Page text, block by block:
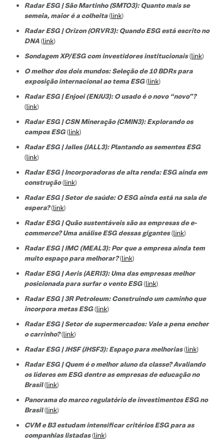
Radar ESG | São Martinho (SMTO3): Quanto mais se
semeia, maior é a colheita(link)
Radar ESG | Orizon (ORVR3): Quando ESG está escrito no
DNA(link)
Sondagem XP/ESG com investidores institucionais(link)
O melhor dos dois mundos: Seleção de 10 BDRs para
exposição internacional ao tema ESG(link)
Radar ESG | Enjoei (ENJU3): O usado é o novo “novo”?
(link)
Radar ESG | CSN Mineração (CMIN3): Explorando os
campos ESG(link)
Radar ESG | Jalles (JALL3): Plantando as sementes ESG
(link)
Radar ESG | Incorporadoras de alta renda: ESG ainda em
construção(link)
Radar ESG | Setor de saúde: O ESG ainda está na sala de
espera?(link)
Radar ESG | Quão sustentáveis são as empresas de e-
commerce? Uma análise ESG dessas gigantes(link)
Radar ESG | IMC (MEAL3): Por que a empresa ainda tem
muito espaço para melhorar?(link)
Radar ESG | Aeris (AERI3): Uma das empresas melhor
posicionada para surfar o vento ESG(link)
Radar ESG | 3R Petroleum: Construindo um caminho que
incorpora metas ESG(link)
Radar ESG | Setor de supermercados: Vale a pena encher
o carrinho?(link)
Radar ESG | JHSF (JHSF3): Espaço para melhorias(link)
Radar ESG | Quem é o melhor aluno da classe? Avaliando
os líderes em ESG dentre as empresas de educação no
Brasil(link)
Panorama do marco regulatório de investimentos ESG no
Brasil(link)
CVM e B3 estudam intensificar critérios ESG para as
companhias listadas(link)